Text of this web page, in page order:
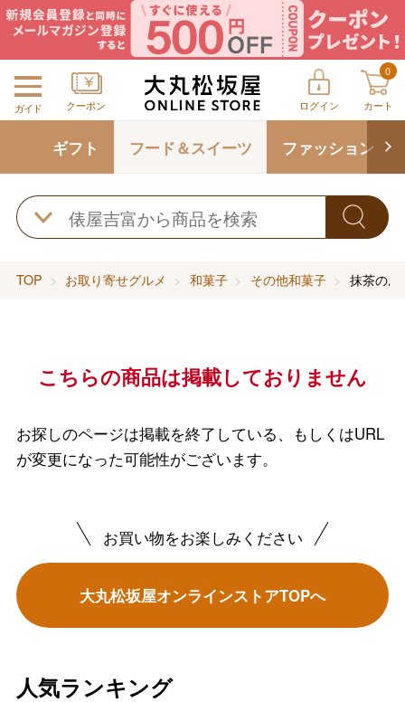
ガイド クーポン ログイン
0
カート
ギフト フード＆スイーツ ファッション
TOP お取り寄せグルメ 和菓子 その他和菓子 抹茶の
こちらの商品は掲載しておりません
お探しのページは掲載を終了している、もしくはURL
が変更になった可能性がございます。
お買い物をお楽しみください
大丸松坂屋オンラインストアTOPへ
人気ランキング